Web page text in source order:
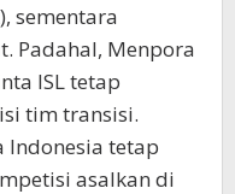
sementara
Padahal, Menpora
ISL tetap
tim transisi.
Indonesia tetap
asalkan di